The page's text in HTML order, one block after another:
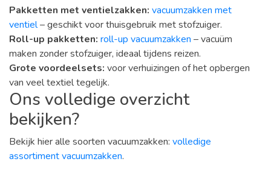
Pakketten met ventielzakken: vacuumzakken met
ventiel– geschikt voor thuisgebruik met stofzuiger.
Roll-up pakketten: roll-up vacuumzakken – vacuüm
maken zonder stofzuiger, ideaal tijdens reizen.
Grote voordeelsets: voor verhuizingen of het opbergen
van veel textiel tegelijk.
Ons volledige overzicht
bekijken?
Bekijk hier alle soorten vacuumzakken: volledige
assortiment vacuumzakken.